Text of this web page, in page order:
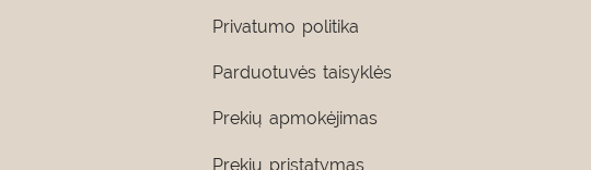
Privatumo politika
Parduotuvės taisyklės
Prekių apmokėjimas
Prekių pristatymas